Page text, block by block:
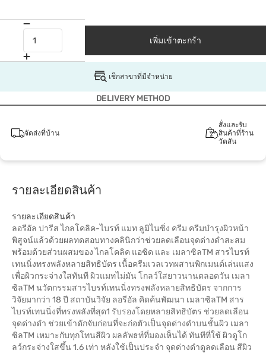
เพิ่มเข้าตะกร้า
เช็กสาขาที่มีจำหน่าย
DELIVERY METHOD
จัดส่งที่บ้าน
สั่งและรับ
สินค้าที่ร้าน
วัตสัน
รายละเอียดสินค้า
รายละเอียดสินค้า
ลอรีอัล ปารีส ไกลโคลิค-ไบรท์ แมท ลูมิไนซิ่ง ครีม ครีมบำรุงผิวหน้า
พิสูจน์แล้วด้วยผลทดสอบทางคลินิกว่าช่วยลดเลือนจุดด่างดำสะสม
พร้อมด้วยส่วนผสมของ ไกลโคลิค แอซิด และ เมลาซิลTM สารไบรท์
เทนนิ่งทรงพลังหลายสิทธิบัตร เนื้อครีมเวลเวทผสานพิกเมนต์เล่นแสง
เพื่อผิวกระจ่างใสทันที ผิวแมทไม่มัน โกลว์ใสยาวนานตลอดวัน เมลา
ซิลTM นวัตกรรมสารไบรท์เทนนิ่งทรงพลังหลายสิทธิบัตร จากการ
วิจัยมากว่า 18 ปี สถาบันวิจัย ลอรีอัล คิดค้นพัฒนา เมลาซิลTM สาร
ไบรท์เทนนิ่งที่ทรงพลังที่สุด1 รับรองโดยหลายสิทธิบัตร ช่วยลดเลือน
จุดด่างดำ ช่วยเข้าดักจับก่อนที่จะก่อตัวเป็นจุดด่างดำบนชั้นผิว เมลา
ซิลTM เหมาะกับทุกโทนสีผิว ผลลัพธท์ที่มองเห็นได้ ทันทีที่ใช้ ผิวดูโก
ลว์กระจ่างใสขึ้น 1.6 เท่า หลังใช้เป็นประจำ จุดด่างดำดูลดเลือน สีผิว